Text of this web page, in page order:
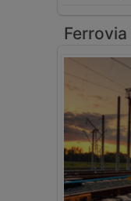
Ferrovia